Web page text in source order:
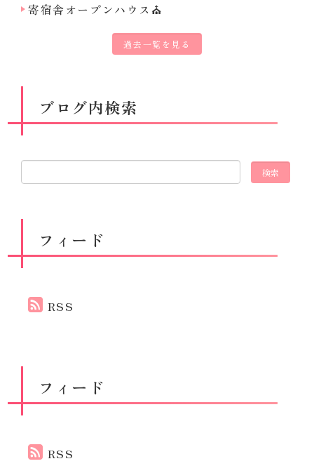
寄宿舎オープンハウス⛪
過去一覧を見る
ブログ内検索
フィード
RSS
フィード
RSS